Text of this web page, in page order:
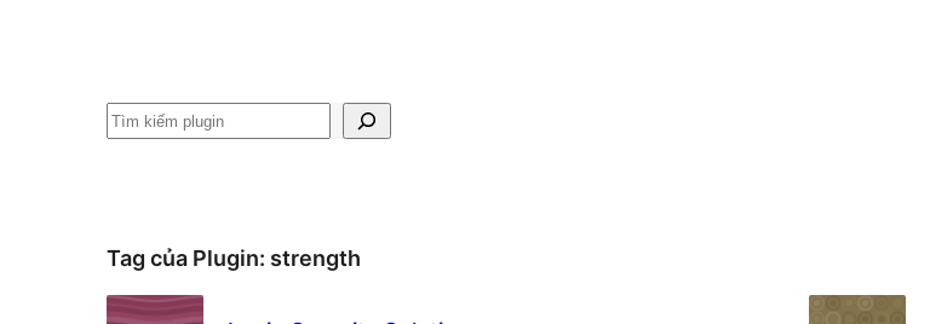
Tìm
Tag của Plugin: strength